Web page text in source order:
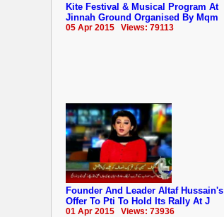
Kite Festival & Musical Program At
Jinnah Ground Organised By Mqm
05 Apr 2015 Views: 79113
Founder And Leader Altaf Hussain's
Offer To Pti To Hold Its Rally At J
01 Apr 2015 Views: 73936